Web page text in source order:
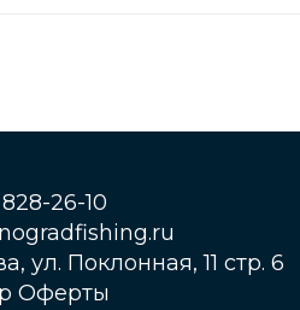
26-10
ул. Поклонная, 11 стр. 6
Оферты